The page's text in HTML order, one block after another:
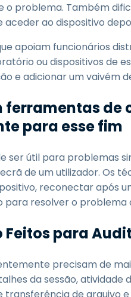
o problema. Também
ao dispositivo
apoiam funcionários
ou dispositivos de
e adicionar um vaivém
ferramentas
para esse fim
ser útil para problemas
de um utilizador. Os
reconectar após
para resolver o problema
Feitos para
precisam de
da sessão,